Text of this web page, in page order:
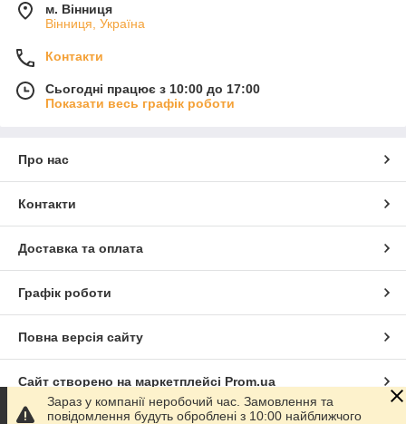
м. Вінниця
Вінниця, Україна
Контакти
Сьогодні працює з 10:00 до 17:00
Показати весь графік роботи
Про нас
Контакти
Доставка та оплата
Графік роботи
Повна версія сайту
Сайт створено на маркетплейсі Prom.ua
Зараз у компанії неробочий час. Замовлення та
повідомлення будуть оброблені з 10:00 найближчого